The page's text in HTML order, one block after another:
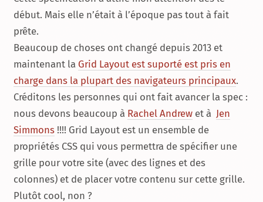
début. Mais elle n’était à l’époque pas tout à fait
prête.
Beaucoup de choses ont changé depuis 2013 et
maintenant la Grid Layout est suporté est pris en
charge dans la plupart des navigateurs principaux.
Créditons les personnes qui ont fait avancer la spec :
nous devons beaucoup à Rachel Andrew et à Jen
Simmons !!!! Grid Layout est un ensemble de
propriétés CSS qui vous permettra de spécifier une
grille pour votre site (avec des lignes et des
colonnes) et de placer votre contenu sur cette grille.
Plutôt cool, non ?